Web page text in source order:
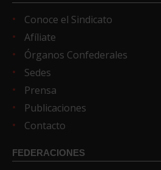
Conoce el Sindicato
Afíliate
Órganos Confederales
Sedes
Prensa
Publicaciones
Contacto
FEDERACIONES